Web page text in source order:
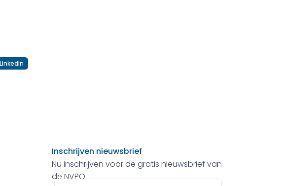
LinkedIn
Inschrijven nieuwsbrief
Nu inschrijven voor de gratis nieuwsbrief van
de NVPO.
E-